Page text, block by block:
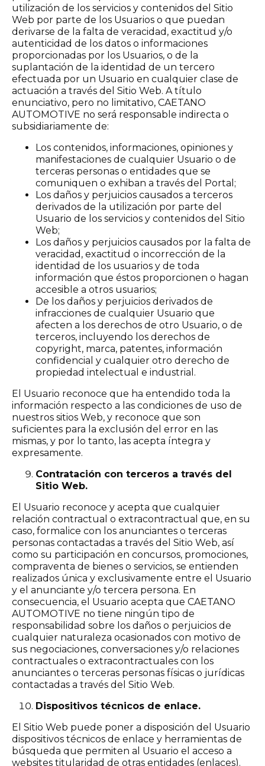
utilización de los servicios y contenidos del Sitio
Web por parte de los Usuarios o que puedan
derivarse de la falta de veracidad, exactitud y/o
autenticidad de los datos o informaciones
proporcionadas por los Usuarios, o de la
suplantación de la identidad de un tercero
efectuada por un Usuario en cualquier clase de
actuación a través del Sitio Web. A título
enunciativo, pero no limitativo, CAETANO
AUTOMOTIVE no será responsable indirecta o
subsidiariamente de:
Los contenidos, informaciones, opiniones y
manifestaciones de cualquier Usuario o de
terceras personas o entidades que se
comuniquen o exhiban a través del Portal;
Los daños y perjuicios causados a terceros
derivados de la utilización por parte del
Usuario de los servicios y contenidos del Sitio
Web;
Los daños y perjuicios causados por la falta de
veracidad, exactitud o incorrección de la
identidad de los usuarios y de toda
información que éstos proporcionen o hagan
accesible a otros usuarios;
De los daños y perjuicios derivados de
infracciones de cualquier Usuario que
afecten a los derechos de otro Usuario, o de
terceros, incluyendo los derechos de
copyright, marca, patentes, información
confidencial y cualquier otro derecho de
propiedad intelectual e industrial.
El Usuario reconoce que ha entendido toda la
información respecto a las condiciones de uso de
nuestros sitios Web, y reconoce que son
suficientes para la exclusión del error en las
mismas, y por lo tanto, las acepta íntegra y
expresamente.
Contratación con terceros a través del
Sitio Web.
El Usuario reconoce y acepta que cualquier
relación contractual o extracontractual que, en su
caso, formalice con los anunciantes o terceras
personas contactadas a través del Sitio Web, así
como su participación en concursos, promociones,
compraventa de bienes o servicios, se entienden
realizados única y exclusivamente entre el Usuario
y el anunciante y/o tercera persona. En
consecuencia, el Usuario acepta que CAETANO
AUTOMOTIVE no tiene ningún tipo de
responsabilidad sobre los daños o perjuicios de
cualquier naturaleza ocasionados con motivo de
sus negociaciones, conversaciones y/o relaciones
contractuales o extracontractuales con los
anunciantes o terceras personas físicas o jurídicas
contactadas a través del Sitio Web.
Dispositivos técnicos de enlace.
El Sitio Web puede poner a disposición del Usuario
dispositivos técnicos de enlace y herramientas de
búsqueda que permiten al Usuario el acceso a
websites titularidad de otras entidades (enlaces).